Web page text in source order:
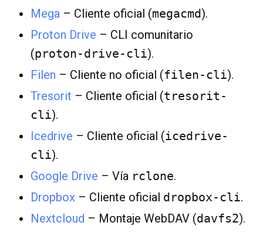
Mega – Cliente oficial (megacmd).
Proton Drive – CLI comunitario
(proton-drive-cli).
Filen – Cliente no oficial (filen-cli).
Tresorit – Cliente oficial (tresorit-
cli).
Icedrive – Cliente oficial (icedrive-
cli).
Google Drive – Vía rclone.
Dropbox – Cliente oficial dropbox-cli.
Nextcloud – Montaje WebDAV (davfs2).